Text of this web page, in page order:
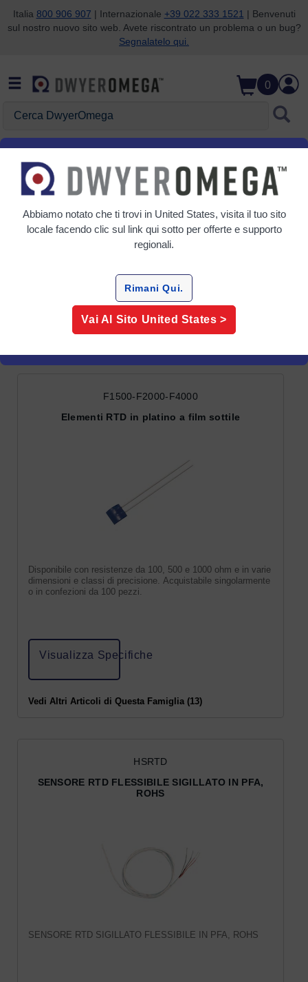
Salta alla ricerca
Salta al contenuto principale
Salta alla navigazione
Italia 800 906 907 | Internazionale +39 022 333 1521 | Benvenuti
sul nostro nuovo sito web. Avete riscontrato un problema o un bug?
Segnalatelo qui.
0
Home Temperatura
RTD
Sensori ed elementi a filo RTD
Sensori ed elementi a filo
Griglia Tabella
Affina
F1500-F2000-F4000
Elementi RTD in platino a film sottile
Disponibile con resistenze da 100, 500 e 1000 ohm e in varie
dimensioni e classi di precisione. Acquistabile singolarmente
o in confezioni da 100 pezzi.
Visualizza Specifiche
Vedi Altri Articoli di Questa Famiglia (13)
HSRTD
SENSORE RTD FLESSIBILE SIGILLATO IN PFA,
ROHS
SENSORE RTD SIGILLATO FLESSIBILE IN PFA, ROHS
Abbiamo notato che ti trovi in United States, visita il tuo sito
locale facendo clic sul link qui sotto per offerte e supporto
regionali.
Rimani Qui.
Vai Al Sito United States >